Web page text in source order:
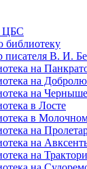
ЦБС
библиотеку
писателя В. И.
на
на
на
в Лосте
в
на
на
на